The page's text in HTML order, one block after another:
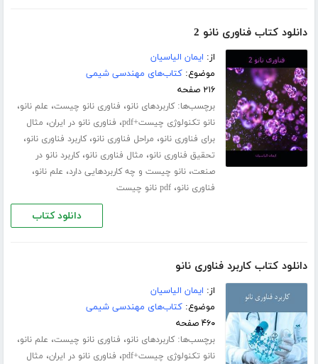
دانلود کتاب فناوری نانو 2
از: ایمان الیاسیان
موضوع:کتاب‌های مهندسی شیمی
۲۱۶ صفحه
برچسب‌ها:کاربردهای نانو، فناوری نانو چیست، علم نانو،
نانو تکنولوژی چیست+pdf ، فناوری نانو در ایران، مثال
برای فناوری نانو، مراحل فناوری نانو،کاربرد فناوری نانو،
تحقیق فناوری نانو، مثال فناوری نانو،کاربرد نانو در
صنعت،نانو چیست و چه کاربردهایی دارد، علم نانو،
فناوری نانو،pdf نانو چیست
دانلود کتاب
دانلود کتاب کاربرد فناوری نانو
از: ایمان الیاسیان
موضوع:کتاب‌های مهندسی شیمی
۴۶۰ صفحه
برچسب‌ها:کاربردهای نانو، فناوری نانو چیست، علم نانو،
نانو تکنولوژی چیست+pdf ، فناوری نانو در ایران، مثال